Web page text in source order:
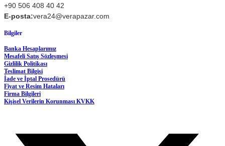
+90 506 408 40 42
E-posta:vera24@verapazar.com
Bilgiler
Banka Hesaplarımız
Mesafeli Satış Sözleşmesi
Gizlilik Politikası
Teslimat Bilgisi
İade ve İptal Prosedürü
Fiyat ve Resim Hataları
Firma Bilgileri
Kişisel Verilerin Korunması KVKK